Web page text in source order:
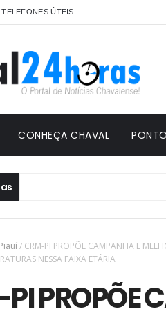
TELEFONES ÚTEIS
CONHEÇA CHAVAL
Piauí/ CRM-PI PROPÕE CAMPANHA E
NESSA FAIXA ETÁRIA
PROPÕE